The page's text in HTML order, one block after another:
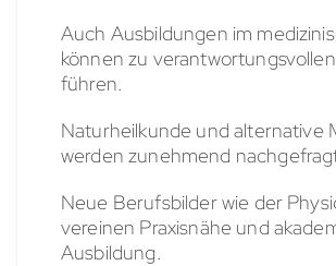
Auch Ausbildungen im
können zu
führen.
Naturheilkunde und alternative
werden zunehmend
Neue Berufsbilder wie der
vereinen Praxisnähe und
Ausbildung.